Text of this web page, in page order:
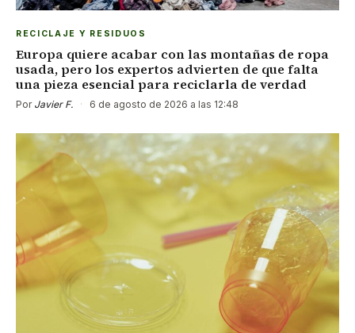
RECICLAJE Y RESIDUOS
Europa quiere acabar con las montañas de ropa
usada, pero los expertos advierten de que falta
una pieza esencial para reciclarla de verdad
Por Javier F. · 6 de agosto de 2026 a las 12:48